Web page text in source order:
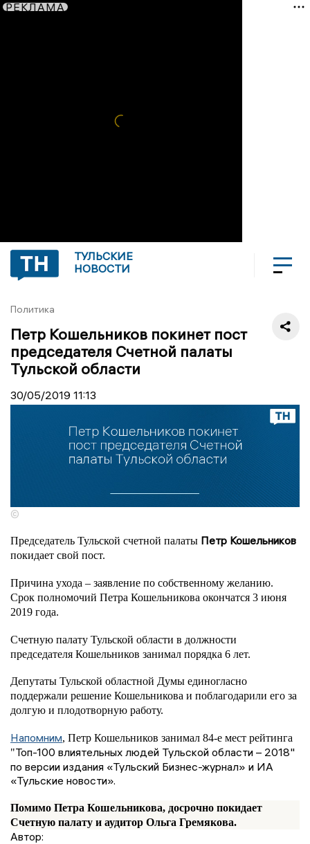
РЕКЛАМА
ТУЛЬСКИЕ
НОВОСТИ
Политика
Петр Кошельников покинет пост
председателя Счетной палаты
Тульской области
30/05/2019 11:13
©
Председатель Тульской счетной палаты Петр Кошельников
покидает свой пост.
Причина ухода – заявление по собственному желанию.
Срок полномочий Петра Кошельникова окончатся 3 июня
2019 года.
Счетную палату Тульской области в должности
председателя Кошельников занимал порядка 6 лет.
Депутаты Тульской областной Думы единогласно
поддержали решение Кошельникова и поблагодарили его за
долгую и плодотворную работу.
Напомним, Петр Кошельников занимал 84-е мест рейтинга
"Топ-100 влиятельных людей Тульской области – 2018"
по версии издания «Тульский Бизнес-журнал» и ИА
«Тульские новости».
Помимо Петра Кошельникова, досрочно покидает
Счетную палату и аудитор Ольга Гремякова.
Автор: